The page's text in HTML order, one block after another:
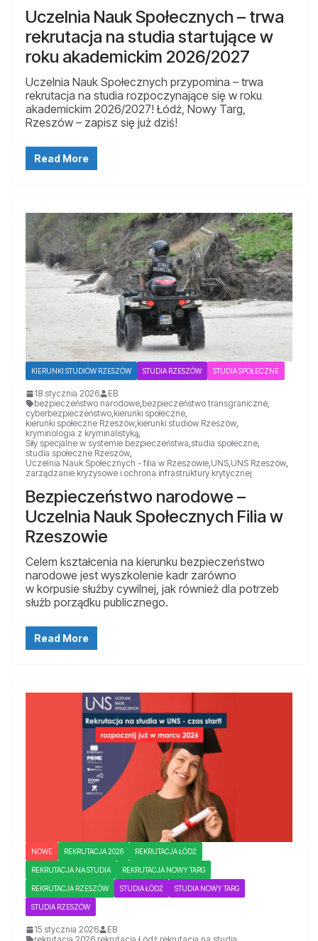
Uczelnia Nauk Społecznych – trwa
rekrutacja na studia startujące w
roku akademickim 2026/2027
Uczelnia Nauk Społecznych przypomina – trwa
rekrutacja na studia rozpoczynające się w roku
akademickim 2026/2027! Łódź, Nowy Targ,
Rzeszów – zapisz się już dziś!
Read More
KIERUNKI STUDIÓW RZESZÓW STUDIA RZESZÓW STUDIA SPOŁECZNE
18 stycznia 2026
EB
bezpieczeństwo narodowe,bezpieczeństwo transgraniczne,
cyberbezpieczeństwo,kierunki społeczne,
kierunki społeczne Rzeszów,kierunki studiów Rzeszów,
kryminologia z kryminalistyką,
Siły specjalne w systemie bezpieczeństwa,studia społeczne,
studia społeczne Rzeszów,
Uczelnia Nauk Społecznych - filia w Rzeszowie,UNS,UNS Rzeszów,
zarządzanie kryzysowe i ochrona infrastruktury krytycznej
Bezpieczeństwo narodowe –
Uczelnia Nauk Społecznych Filia w
Rzeszowie
Celem kształcenia na kierunku bezpieczeństwo
narodowe jest wyszkolenie kadr zarówno
w korpusie służby cywilnej, jak również dla potrzeb
służb porządku publicznego.
Read More
NOWE REKRUTACJA 2026 REKRUTACJA ŁÓDŹ
REKRUTACJA NA STUDIA REKRUTACJA NOWY TARG
REKRUTACJA RZESZÓW STUDIA ŁÓDŹ STUDIA NOWY TARG
STUDIA RZESZÓW
15 stycznia 2026
EB